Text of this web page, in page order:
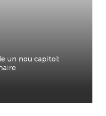
un nou capitol: